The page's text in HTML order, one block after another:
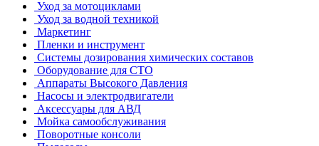
Уход за мотоциклами
Уход за водной техникой
Маркетинг
Пленки и инструмент
Системы дозирования химических составов
Оборудование для СТО
Аппараты Высокого Давления
Насосы и электродвигатели
Аксессуары для АВД
Мойка самообслуживания
Поворотные консоли